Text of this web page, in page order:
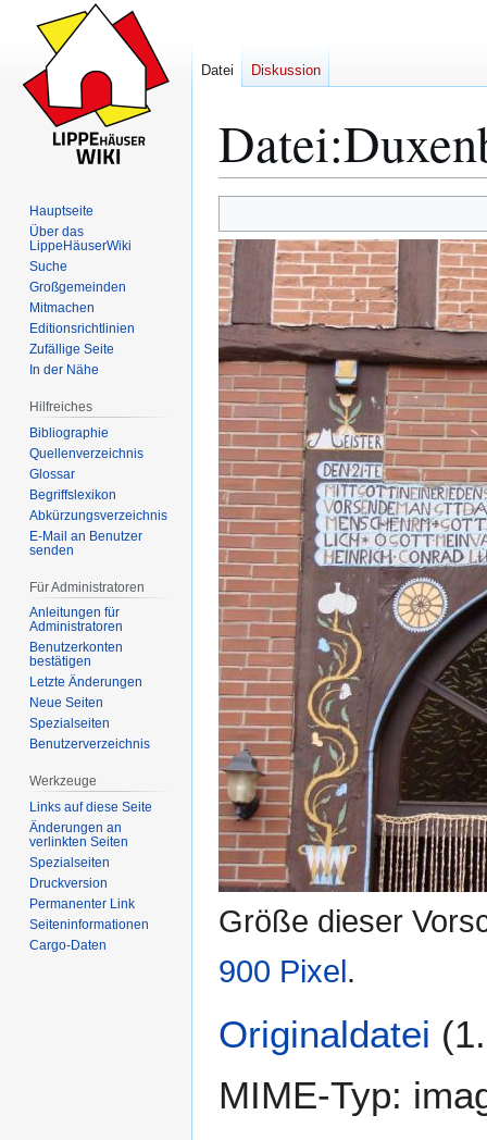
Datei:
Navigation
springen
Suche
springen
Größe dieser
900 Pixel.
Originaldatei
MIME-Typ:
Datei Diskussion
Hauptseite
Über das
LippeHäuserWiki
Suche
Großgemeinden
Mitmachen
Editionsrichtlinien
Zufällige Seite
In der Nähe
Hilfreiches
Bibliographie
Quellenverzeichnis
Glossar
Begriffslexikon
Abkürzungsverzeichnis
E-Mail an Benutzer
senden
Für Administratoren
Anleitungen für
Administratoren
Benutzerkonten
bestätigen
Letzte Änderungen
Neue Seiten
Spezialseiten
Benutzerverzeichnis
Werkzeuge
Links auf diese Seite
Änderungen an
verlinkten Seiten
Spezialseiten
Druckversion
Permanenter Link
Seiten­­informationen
Cargo-Daten